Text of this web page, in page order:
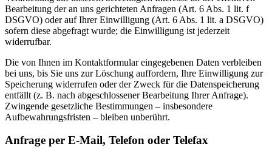
Bearbeitung der an uns gerichteten Anfragen (Art. 6 Abs. 1 lit. f
DSGVO) oder auf Ihrer Einwilligung (Art. 6 Abs. 1 lit. a DSGVO)
sofern diese abgefragt wurde; die Einwilligung ist jederzeit
widerrufbar.
Die von Ihnen im Kontaktformular eingegebenen Daten verbleiben
bei uns, bis Sie uns zur Löschung auffordern, Ihre Einwilligung zur
Speicherung widerrufen oder der Zweck für die Datenspeicherung
entfällt (z. B. nach abgeschlossener Bearbeitung Ihrer Anfrage).
Zwingende gesetzliche Bestimmungen – insbesondere
Aufbewahrungsfristen – bleiben unberührt.
Anfrage per E-Mail, Telefon oder Telefax